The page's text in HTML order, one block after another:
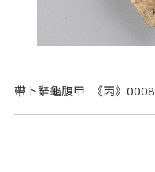
帶卜辭龜腹甲 《丙》0008